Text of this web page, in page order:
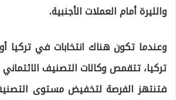
والليرة أمام العملات الأجنبية.
وعندما تكون هناك انتخابات في
تركيا، تتقمص وكالات التصنيف الائتماني
فتنتهز الفرصة لتخفيض مستوى التصنيف